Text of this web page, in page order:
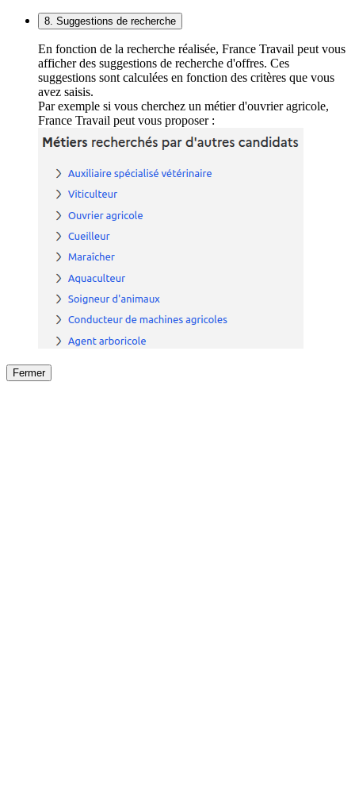
8. Suggestions de recherche
En fonction de la recherche réalisée, France Travail peut vous
afficher des suggestions de recherche d'offres. Ces
suggestions sont calculées en fonction des critères que vous
avez saisis.
Par exemple si vous cherchez un métier d'ouvrier agricole,
France Travail peut vous proposer :
Fermer